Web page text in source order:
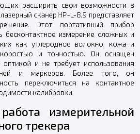
расширить свои возможности в
сканер HP-L-8.9 представляет
Этот портативный прибор
бесконтактное измерение сложных и
как углеродное волокно, кожа и
и точностью. Он оснащен
оптикой и не требует использования
и маркеров. Более того, он
переключиться на контактное
калибровки.
измерительной
трекера